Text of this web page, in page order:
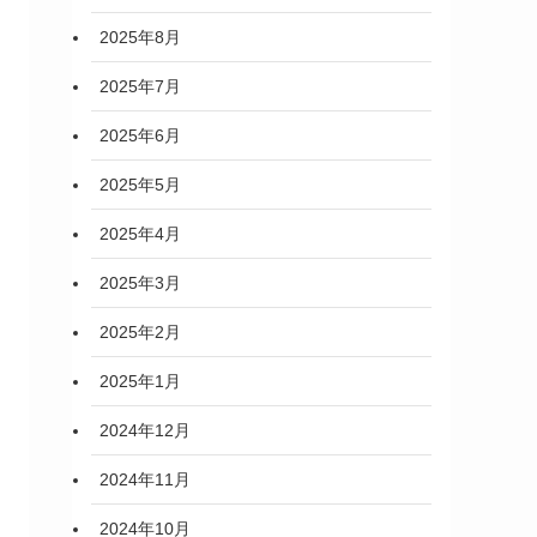
2025年8月
2025年7月
2025年6月
2025年5月
2025年4月
2025年3月
2025年2月
2025年1月
2024年12月
2024年11月
2024年10月